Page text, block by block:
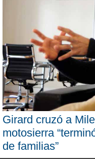
Girard cruzó a
motosierra
de familias”